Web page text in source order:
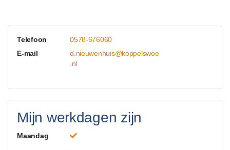
Telefoon
0578-676060
E-mail
d.nieuwenhuis@koppelswoe
.nl
Mijn werkdagen zijn
Maandag